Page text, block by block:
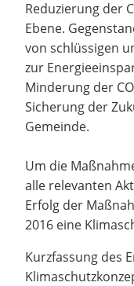
Reduzierung der
Ebene.
von schlüssigen
zur
Minderung der
Sicherung der
Gemeinde.
Um die
alle relevanten
Erfolg der
2016 eine
Kurzfassung des